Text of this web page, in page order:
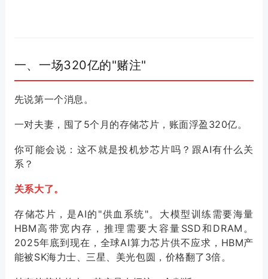
一、一场320亿的"赌注"
先说第一个消息。
一对夫妻，囤了5个月的存储芯片，账面浮盈320亿。
你可能会说：这不就是投机炒芯片吗？跟AI有什么关
系？
关系大了。
存储芯片，是AI的"供血系统"。大模型训练需要海量
HBM高带宽内存，推理需要大容量SSD和DRAM。
2025年底到现在，全球AI算力芯片供不应求，HBM产
能被SK海力士、三星、美光包圆，价格翻了3倍。